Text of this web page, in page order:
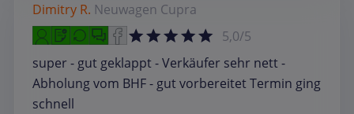
Dimitry R. Neuwagen Cupra
5,0/5
super - gut geklappt - Verkäufer sehr nett -
Abholung vom BHF - gut vorbereitet Termin ging
schnell